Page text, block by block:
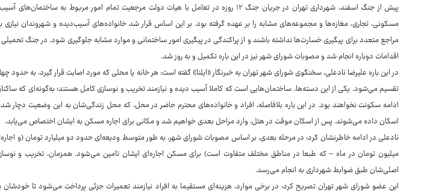
پیش از جنگ اسفند، شهرداری تهران در جریان جنگ ۱۲ روزه در تعامل با هیات دولت مرجعیت تمام امور مربوط به
مسکونی، تجاری، مغازه‌ها و مجموعه‌های مشابه را بر عهده گرفته بود. بر این اساس قرار شد خانواده‌های آسیب‌دیده و شهروندان نیازی
مراجع متعدد برای پیگیری خسارت‌ها نداشته باشند و از پراکندگی در پیگیری امور ساختمانی و موارد مشابه جلوگیری شود. در جنگ
اقدامات دوباره انجام شد و مصوبات شورای شهر نیز در این باره تکمیل و به روز شد.
در این باره علیرضا نادعلی، سخنگوی شورای شهر تهران به خبرنگار «ایلنا» گفته است: هر خانه یا محلی که مورد اصابت قرار گیرد، به حدود
تقسیم می‌شود. یکی از این دسته‌ها، ساختمان‌هایی است که کاملا آسیب دیده و نیازمند تخریب و نوسازی کامل هستند؛ به‌گونه‌ای که
ادامه سکونت نخواهند بود. در این باره بلافاصله، افراد و خانواده‌های محترم حاضر در محل، که محل زندگی‌شان به این وضعیت دچار
اسکان داده می‌شوند. پس از اسکان موقت در هتل، وارد مراحل بعدی خواهیم شد و مکانی برای اجاره مسکن به ایشان اختصاص می‌یابد.
میلیون تومان در ماه – که طبعا در مناطق مختلف متفاوت است) برای مسکن اجاره‌ای ایشان تامین می‌شود. همزمان، تخریب و
اصلی‌شان طبق ضوابط شهرداری به انجام می‌رسد.
این عضو شورای شهر تهران تصریح کرد: در برخی موارد، هزینه‌ای مستقیما به افراد نیازمند تعمیرات جزئی پرداخت می‌شود تا خودشان